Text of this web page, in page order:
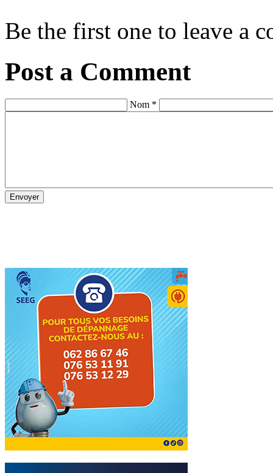
Be the first one to leave a
Post a Comment
Nom *